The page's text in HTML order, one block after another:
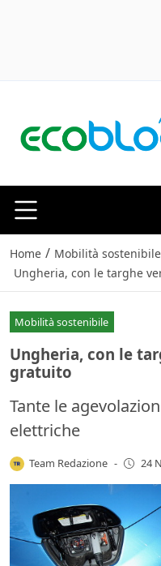
Home / Mobilità sostenibile
Ungheria, con le targhe
Mobilità sostenibile
Ungheria, con le
gratuito
Tante le
elettriche
Team Redazione - 24